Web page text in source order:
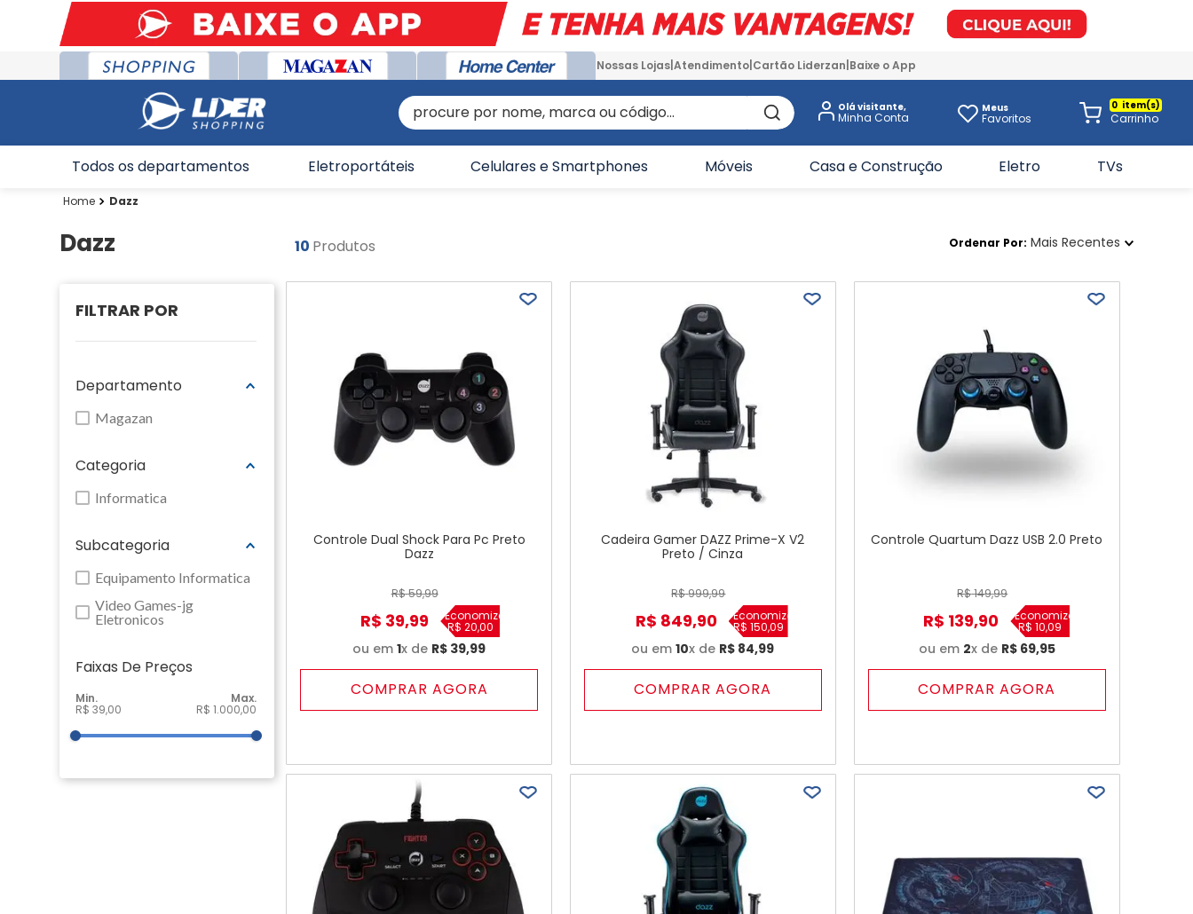
Nossas Lojas Atendimento Cartão Liderzan Baixe o App
procure por nome, marca ou código... Olá visitante, Meus
Favoritos
0
Todos os departamentos Eletroportáteis Celulares e Smartphones Móveis Casa e Construção Eletro TVs
Dazz
Dazz
Departamento
Magazan
Categoria
Informatica
Subcategoria
Equipamento Informatica
Video Games-jg
Eletronicos
Faixas De Preço
R$ 39,00 R$ 1.000,00
10 Produtos Ordenar Por Mais Recentes
Controle Dual Shock Para Pc Preto
Dazz
R$59,99
R$ 39,99 Economize
R$ 20,00
ou em1x de R$ 39,99
COMPRAR AGORA
Cadeira Gamer DAZZ Prime-X V2
Preto / Cinza
R$999,99
R$ 849,90 Economize
R$ 150,09
ou em10x de R$ 84,99
COMPRAR AGORA
Controle Quartum Dazz USB 2.0 Preto
R$149,99
R$ 139,90 Economize
R$ 10,09
ou em 2x de R$ 69,95
COMPRAR AGORA